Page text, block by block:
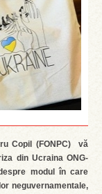
Copil (FONPC) vă
din Ucraina ONG-
modul în care
neguvernamentale,